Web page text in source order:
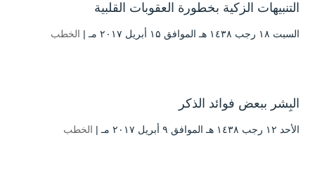
التنبيهات الزكية بخطورة العقوبات القلبية
السبت ۱۸ رجب ۱٤۳۸ هـ الموافق ۱۵ أبريل ۲۰۱۷ مـ | الخطب
البِشر ببعض فوائد الذكر
الأحد ۱۲ رجب ۱٤۳۸ هـ الموافق ۹ أبريل ۲۰۱۷ مـ | الخطب